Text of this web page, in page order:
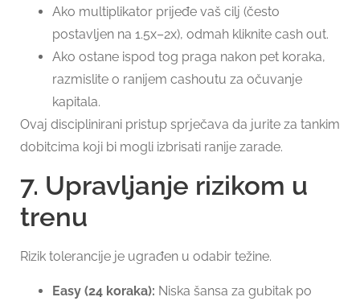
Ako multiplikator prijeđe vaš cilj (često
postavljen na 1.5x–2x), odmah kliknite cash out.
Ako ostane ispod tog praga nakon pet koraka,
razmislite o ranijem cashoutu za očuvanje
kapitala.
Ovaj disciplinirani pristup sprječava da jurite za tankim
dobitcima koji bi mogli izbrisati ranije zarade.
7. Upravljanje rizikom u
trenu
Rizik tolerancije je ugrađen u odabir težine.
Easy (24 koraka): Niska šansa za gubitak po